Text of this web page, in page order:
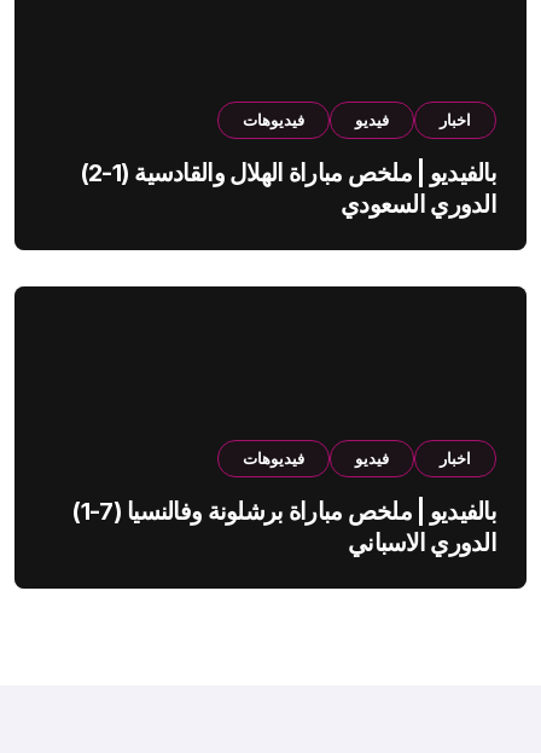
اخبار فيديو فيديوهات
بالفيديو | ملخص مباراة الهلال والقادسية (1-2)
الدوري السعودي
اخبار فيديو فيديوهات
بالفيديو | ملخص مباراة برشلونة وفالنسيا (7-1)
الدوري الاسباني